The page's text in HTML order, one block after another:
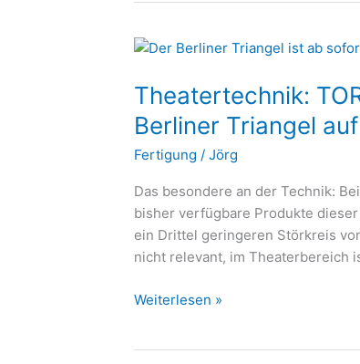
Theatertechnik:
Berliner Triangel
Fertigung / Jörg
Das besondere an der Technik:
bisher verfügbare Produkte
ein Drittel geringeren Störkreis
nicht relevant, im Theaterbereich
Theatertechnik:
bringt
revolutionären
Berliner
Triangel
den
Markt
Weiterlesen »